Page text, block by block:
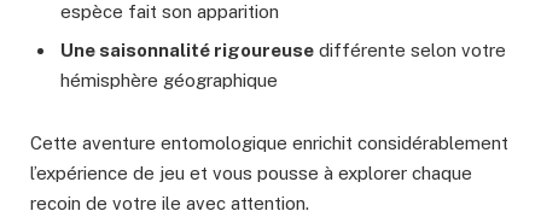
espèce fait son apparition
Une saisonnalité rigoureuse différente selon votre
hémisphère géographique
Cette aventure entomologique enrichit considérablement
l’expérience de jeu et vous pousse à explorer chaque
recoin de votre ile avec attention.